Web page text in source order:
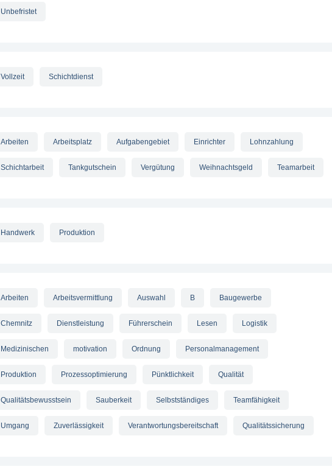
Unbefristet
Vollzeit Schichtdienst
Arbeiten Arbeitsplatz Aufgabengebiet Einrichter Lohnzahlung
Schichtarbeit Tankgutschein Vergütung Weihnachtsgeld Teamarbeit
Handwerk Produktion
Arbeiten Arbeitsvermittlung Auswahl B Baugewerbe
Chemnitz Dienstleistung Führerschein Lesen Logistik
Medizinischen motivation Ordnung Personalmanagement
Produktion Prozessoptimierung Pünktlichkeit Qualität
Qualitätsbewusstsein Sauberkeit Selbstständiges Teamfähigkeit
Umgang Zuverlässigkeit Verantwortungsbereitschaft Qualitätssicherung